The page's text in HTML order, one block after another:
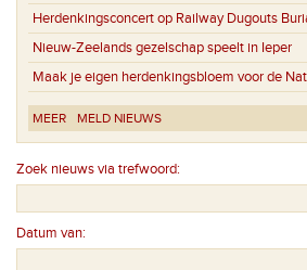
Herdenkingsconcert op Railway Dugouts
Nieuw-Zeelands gezelschap speelt in Ieper
Maak je eigen herdenkingsbloem voor de
MEER MELD NIEUWS
Zoek nieuws via trefwoord:
Datum van: